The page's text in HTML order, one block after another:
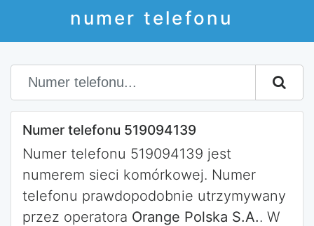
numer telefonu
Numer telefonu 519094139
Numer telefonu 519094139 jest
numerem sieci komórkowej. Numer
telefonu prawdopodobnie utrzymywany
przez operatora Orange Polska S.A.. W